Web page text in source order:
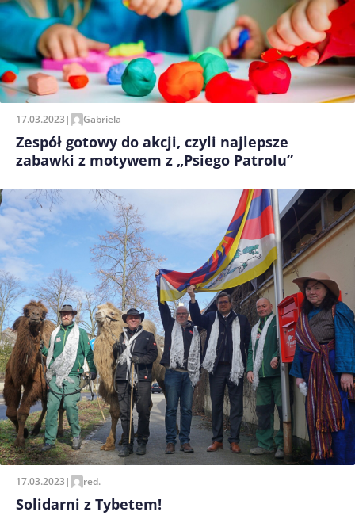
17.03.2023| Gabriela
Zespół gotowy do akcji, czyli najlepsze
zabawki z motywem z „Psiego Patrolu”
17.03.2023| red.
Solidarni z Tybetem!